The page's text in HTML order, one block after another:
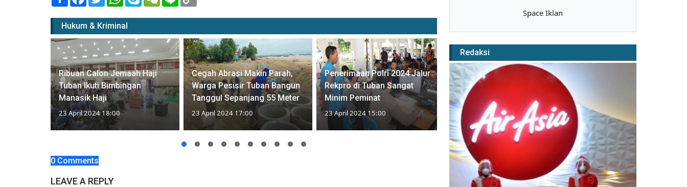
Hukum & Kriminal
Ribuan Calon Jemaah Haji
Tuban Ikuti Bimbingan
Manasik Haji
23 April 2024 18:00
Cegah Abrasi Makin Parah,
Warga Pesisir Tuban Bangun
Tanggul Sepanjang 55 Meter
23 April 2024 17:00
Penerimaan Polri 2024 Jalur
Rekpro di Tuban Sangat
Minim Peminat
23 April 2024 15:00
0 Comments
LEAVE A REPLY
Space Iklan
Redaksi